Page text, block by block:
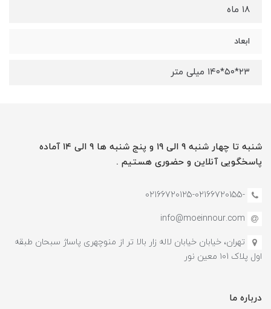
۱۸ ماه
ابعاد
۲۳*۵۰*۱۴۰ میلی متر
شنبه تا چهار شنبه ۹ الی ۱۹ و پنج شنبه ها ۹ الی ۱۴ آماده
پاسخگویی آنلاین و حضوری هستیم .
-02166720125-02166720155
info@moeinnour.com
تهران، خیابان خیابان لاله زار بالا تر از منوچهری پاساژ سبحان طبقه
اول پلاک ۱۰1 معین نور
درباره ما